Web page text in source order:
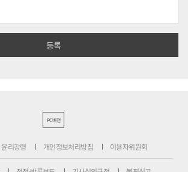
PC버전
윤리강령 개인정보처리방침 이용자위원회